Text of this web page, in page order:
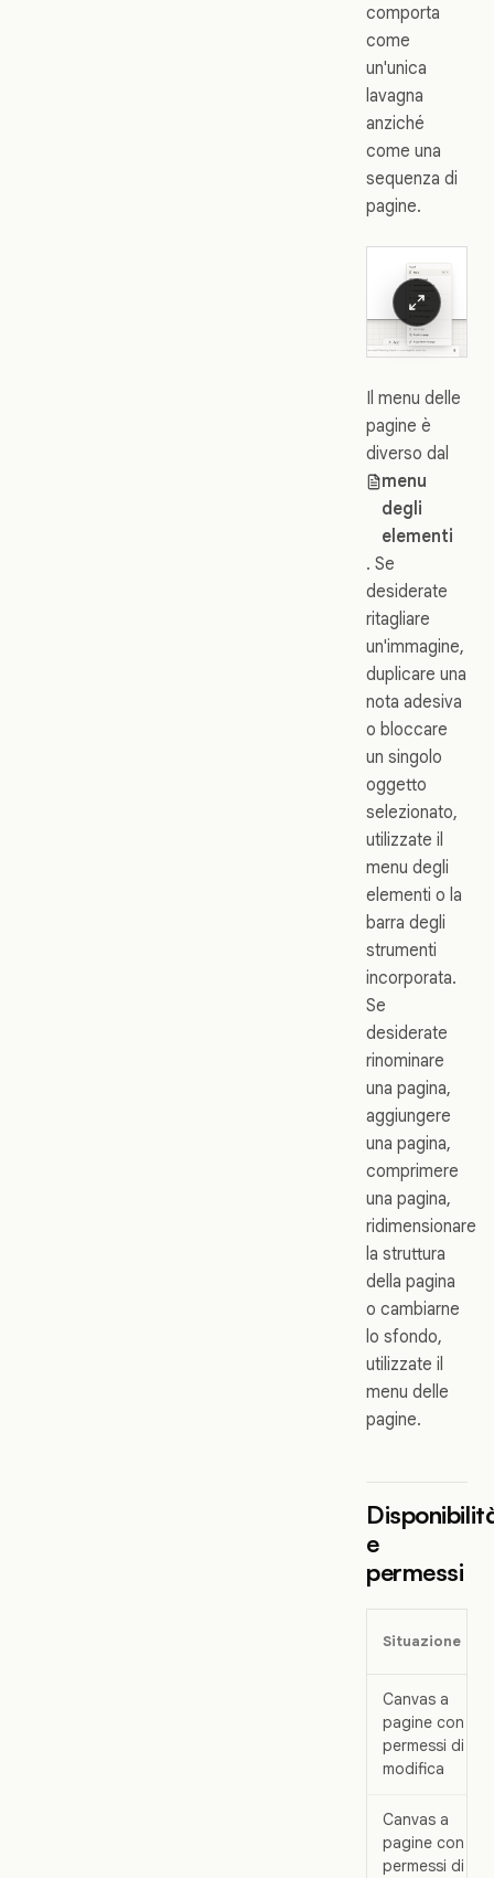
comporta
come
un'unica
lavagna
anziché
come una
sequenza di
pagine.
Il menu delle
pagine è
diverso dal
menu
degli
elementi
. Se
desiderate
ritagliare
un'immagine,
duplicare una
nota adesiva
o bloccare
un singolo
oggetto
selezionato,
utilizzate il
menu degli
elementi o la
barra degli
strumenti
incorporata.
Se
desiderate
rinominare
una pagina,
aggiungere
una pagina,
comprimere
una pagina,
ridimensionare
la struttura
della pagina
o cambiarne
lo sfondo,
utilizzate il
menu delle
pagine.
e
permessi
Situazione
Canvas a
pagine con
permessi di
modifica
Canvas a
pagine con
permessi di